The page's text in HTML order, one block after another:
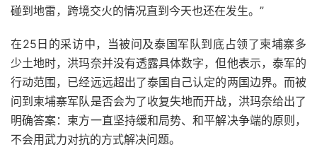
碰到地雷，跨境交火的情况直到今天也还在发生。”
在25日的采访中，当被问及泰国军队到底占领了柬埔寨多
少土地时，洪玛奈并没有透露具体数字，但他表示，泰军的
行动范围，已经远远超出了泰国自己认定的两国边界。而被
问到柬埔寨军队是否会为了收复失地而开战，洪玛奈给出了
明确答案：柬方一直坚持缓和局势、和平解决争端的原则，
不会用武力对抗的方式解决问题。